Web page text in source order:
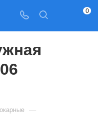
0
—